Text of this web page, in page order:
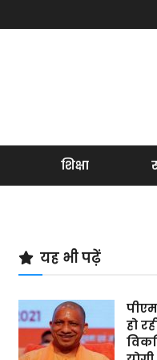
शिक्षा
यह भी पढ़ें
हो